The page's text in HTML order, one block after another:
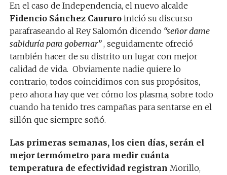
En el caso de Independencia, el nuevo alcalde
Fidencio Sánchez Caururoinició su discurso
parafraseando al Rey Salomón dicendo “señor dame
sabiduría para gobernar”, seguidamente ofreció
también hacer de su distrito un lugar con mejor
calidad de vida. Obviamente nadie quiere lo
contrario, todos coincidimos con sus propósitos,
pero ahora hay que ver cómo los plasma, sobre todo
cuando ha tenido tres campañas para sentarse en el
sillón que siempre soñó.
Las primeras semanas, los cien días, serán el
mejor termómetro para medir cuánta
temperatura de efectividad registran Morillo,